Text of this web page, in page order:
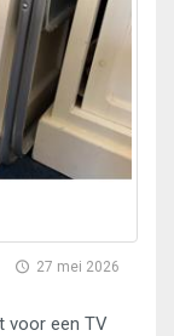
27 mei 2026
voor een TV